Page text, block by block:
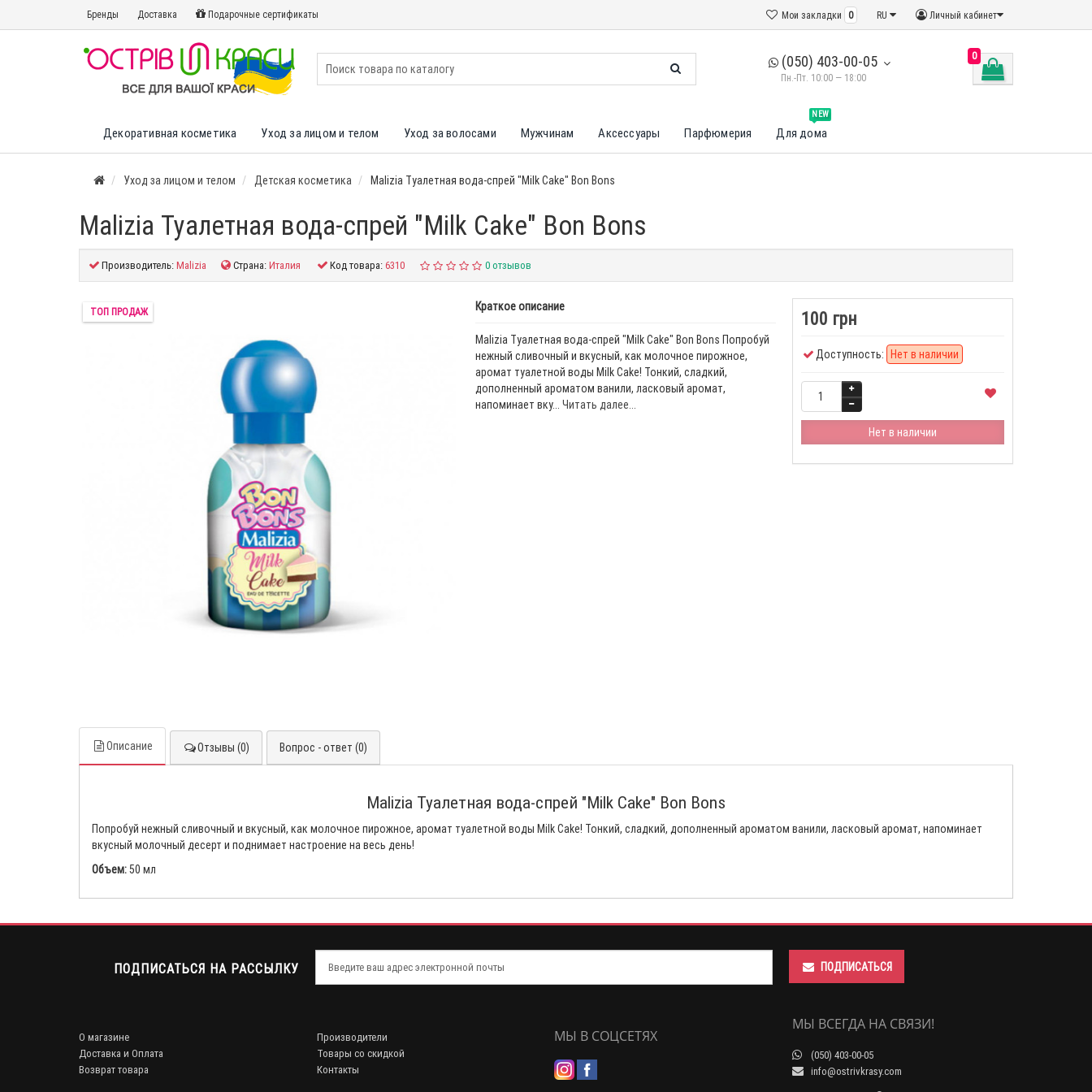
Бренды Доставка Подарочные сертификаты Личный кабинет
RU
Мои закладки 0
(050) 403-00-05
Пн.-Пт. 10:00 — 18:00
0
Декоративная косметика Уход за лицом и телом Уход за волосами Мужчинам Аксессуары Парфюмерия
NEW
Для дома
Уход за лицом и телом Детская косметика Malizia Туалетная вода-спрей "Milk Cake" Bon Bons
Malizia Туалетная вода-спрей "Milk Cake" Bon Bons
Производитель:Malizia Страна:Италия Код товара:6310 0 отзывов
ТОП ПРОДАЖ Краткое описание
Malizia Туалетная вода-спрей "Milk Cake" Bon Bons Попробуй
нежный сливочный и вкусный, как молочное пирожное,
аромат туалетной воды Milk Cake! Тонкий, сладкий,
дополненный ароматом ванили, ласковый аромат,
напоминает вку... Читать далее...
100 грн
Доступность: Нет в наличии
Нет в наличии
Описание Отзывы (0) Вопрос - ответ (0)
Malizia Туалетная вода-спрей "Milk Cake" Bon Bons
Попробуй нежный сливочный и вкусный, как молочное пирожное, аромат туалетной воды Milk Cake! Тонкий, сладкий, дополненный ароматом ванили, ласковый аромат, напоминает
вкусный молочный десерт и поднимает настроение на весь день!
Объем:50 мл
ПОДПИСАТЬСЯ НА РАССЫЛКУ ПОДПИСАТЬСЯ
О магазине
Доставка и Оплата
Возврат товара
Производители
Товары со скидкой
Контакты
МЫ В СОЦСЕТЯХ
МЫ ВСЕГДА НА СВЯЗИ!
(050) 403-00-05
info@ostrivkrasy.com